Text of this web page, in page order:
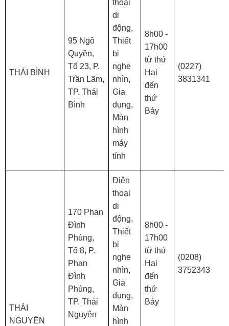
THÁI BÌNH
95 Ngô
Quyền,
Tổ 23, P.
Trần Lãm,
TP. Thái
Bình
thoại
di
động,
Thiết
bị
nghe
nhìn,
Gia
dụng,
Màn
hình
máy
tính
8h00 -
17h00
từ thứ
Hai
đến
thứ
Bảy
(0227)
3831341
THÁI
NGUYÊN
170 Phan
Đình
Phùng,
Tổ 8, P.
Phan
Đình
Phùng,
TP. Thái
Nguyên
Điện
thoại
di
động,
Thiết
bị
nghe
nhìn,
Gia
dụng,
Màn
hình
8h00 -
17h00
từ thứ
Hai
đến
thứ
Bảy
(0208)
3752343